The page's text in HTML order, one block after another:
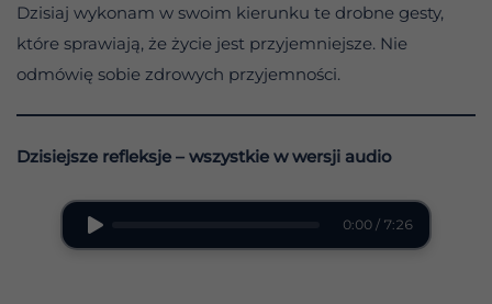
Dzisiaj wykonam w swoim kierunku te drobne gesty,
które sprawiają, że życie jest przyjemniejsze. Nie
odmówię sobie zdrowych przyjemności.
Dzisiejsze refleksje – wszystkie w wersji audio
0:00 / 7:26